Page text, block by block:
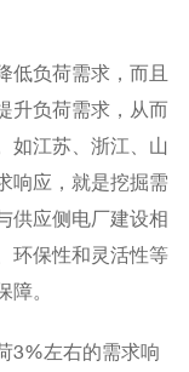
低负荷需求，而且
升负荷需求，从而
如江苏、浙江、山
响应，就是挖掘需
供应侧电厂建设相
环保性和灵活性等
障。
3%左右的需求响